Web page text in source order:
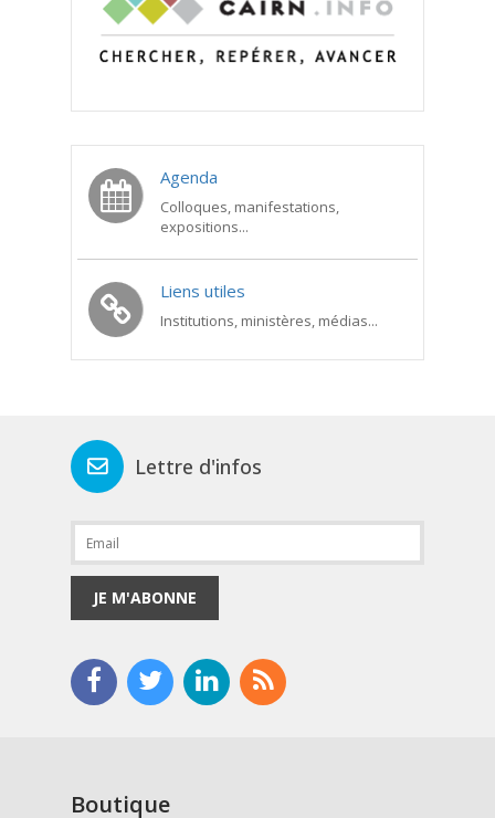
Agenda
Colloques, manifestations,
expositions...
Liens utiles
Institutions, ministères, médias...
Lettre d'infos
JE M'ABONNE
Boutique